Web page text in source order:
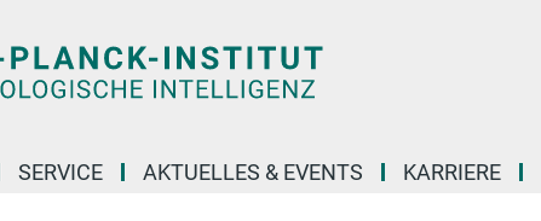
SERVICE AKTUELLES & EVENTS KARRIERE